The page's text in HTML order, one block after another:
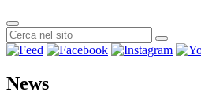
News